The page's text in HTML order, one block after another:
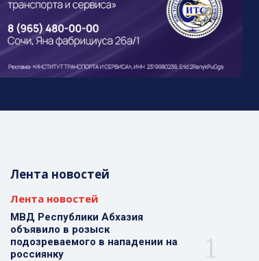
Лента новостей
Лента новостей
МВД Республики Абхазия
объявило в розыск
подозреваемого в нападении на
россиянку